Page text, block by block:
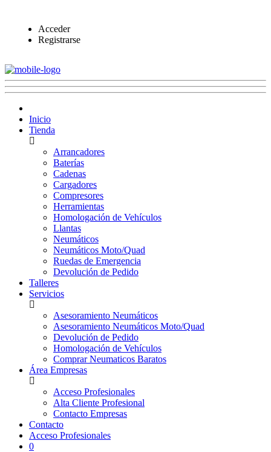
Acceder
Registrarse
Inicio
Tienda
Arrancadores
Baterías
Cadenas
Cargadores
Compresores
Herramientas
Homologación de Vehículos
Llantas
Neumáticos
Neumáticos Moto/Quad
Ruedas de Emergencia
Devolución de Pedido
Talleres
Servicios
Asesoramiento Neumáticos
Asesoramiento Neumáticos Moto/Quad
Devolución de Pedido
Homologación de Vehículos
Comprar Neumaticos Baratos
Área Empresas
Acceso Profesionales
Alta Cliente Profesional
Contacto Empresas
Contacto
Acceso Profesionales
0